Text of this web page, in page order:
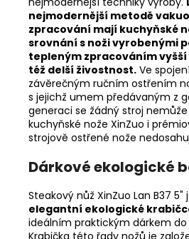
nejmodernější metodě
zpracování mají kuchyňské
srovnání s noži vyrobenými
tepleným zpracováním
též delší živostnost. Ve
závěrečným ručním ostřením
s jejichž umem předávaným z
generaci se žádný stroj
kuchyňské nože XinZuo i
strojově ostřené nože
Dárkové ekologické
Steakový nůž XinZuo Lan B37 5"
elegantní ekologické
ideálním praktickým dárkem
Krabička této řady nožů je